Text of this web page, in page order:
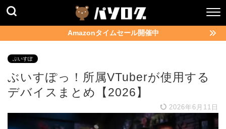
Amazonタイムセール開催中
ぶいすぽ
ぶいすぽっ！所属VTuberが使用する
デバイスまとめ【2026】
2026年6月11日